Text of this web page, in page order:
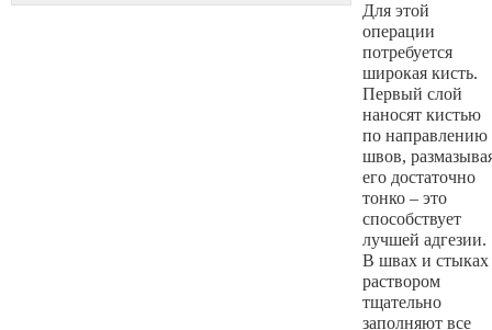
Для этой
операции
потребуется
широкая кисть.
Первый слой
наносят кистью
по направлению
швов,
его достаточно
тонко – это
способствует
лучшей адгезии.
В швах и стыках
раствором
тщательно
заполняют все